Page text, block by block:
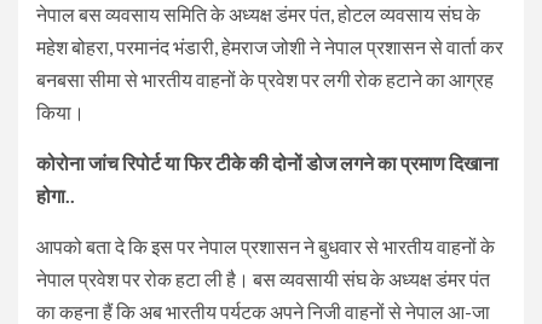
नेपाल बस व्यवसाय समिति के अध्यक्ष डंमर पंत, होटल व्यवसाय संघ के
महेश बोहरा, परमानंद भंडारी, हेमराज जोशी ने नेपाल प्रशासन से वार्ता कर
बनबसा सीमा से भारतीय वाहनों के प्रवेश पर लगी रोक हटाने का आग्रह
किया।
कोरोना जांच रिपोर्ट या फिर टीके की दोनों डोज लगने का प्रमाण दिखाना
होगा..
आपको बता दे कि इस पर नेपाल प्रशासन ने बुधवार से भारतीय वाहनों के
नेपाल प्रवेश पर रोक हटा ली है। बस व्यवसायी संघ के अध्यक्ष डंमर पंत
का कहना हैं कि अब भारतीय पर्यटक अपने निजी वाहनों से नेपाल आ-जा